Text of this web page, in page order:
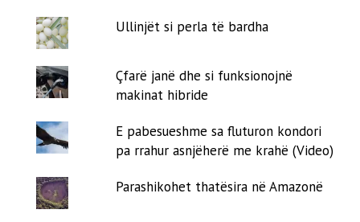
Ullinjët si perla të bardha
Çfarë janë dhe si funksionojnë
makinat hibride
E pabesueshme sa fluturon kondori
pa rrahur asnjëherë me krahë (Video)
Parashikohet thatësira në Amazonë